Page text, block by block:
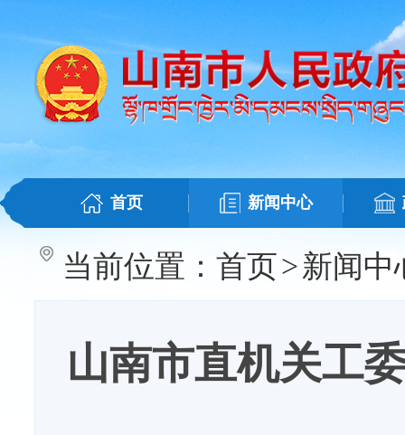
首页 新闻中心
当前位置： 首页>新闻中
山南市直机关工